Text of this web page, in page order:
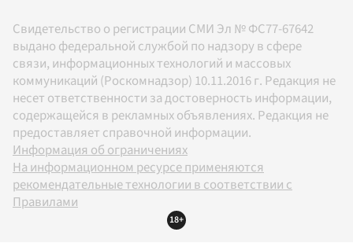
Свидетельство о регистрации СМИ Эл № ФС77-67642
выдано федеральной службой по надзору в сфере
связи, информационных технологий и массовых
коммуникаций (Роскомнадзор) 10.11.2016 г. Редакция не
несет ответственности за достоверность информации,
содержащейся в рекламных объявлениях. Редакция не
предоставляет справочной информации.
Информация об ограничениях
На информационном ресурсе применяются
рекомендательные технологии в соответствии с
Правилами
18+